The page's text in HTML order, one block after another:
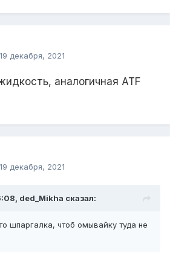
19 декабря, 2021
аналогичная ATF
19 декабря, 2021
ded_Mikha сказал:
шпаргалка, чтоб омывайку туда не